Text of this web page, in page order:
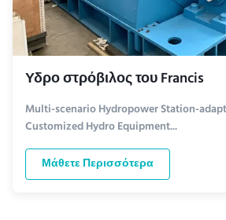
Υδρο στρόβιλος του Francis
Multi-scenario Hydropower Station-
Customized Hydro Equipment...
Μάθετε Περισσότερα